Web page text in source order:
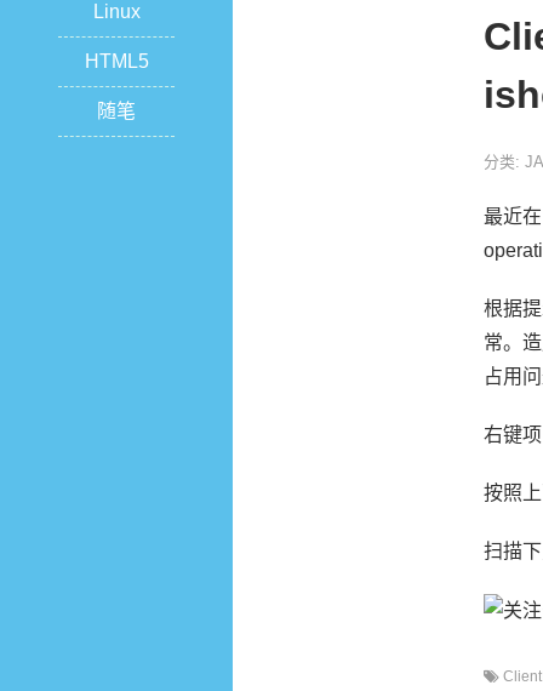
Linux
HTML5
随笔
分类:
最近
根据
常。
占用
右键
按照
扫描